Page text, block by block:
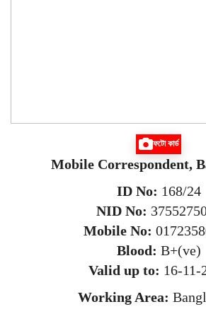
ফটো কার্ড
Mobile Correspondent,
ID No: 168/24
NID No:
Mobile No:
Blood: B+(ve)
Valid up to: 16-11-
Working Area: